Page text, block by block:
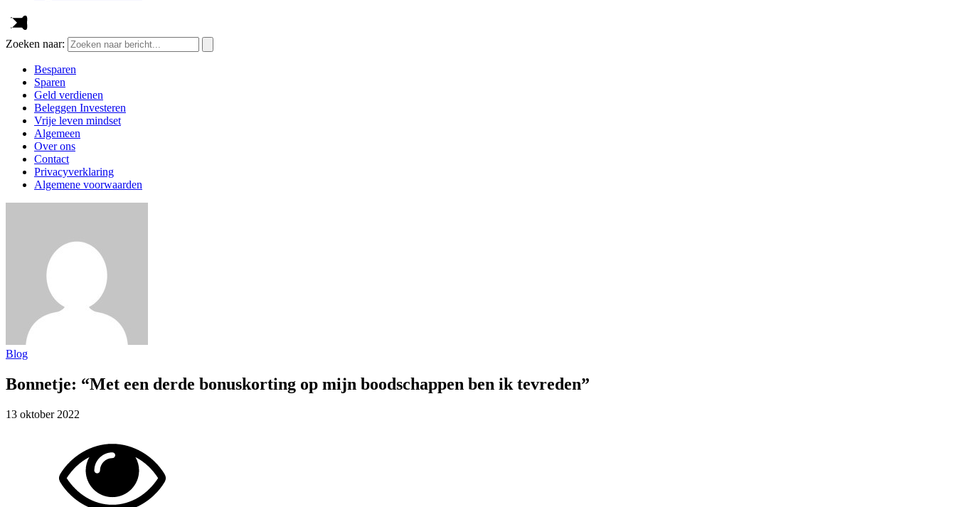
Zoeken naar:
Besparen
Sparen
Geld verdienen
Beleggen Investeren
Vrije leven mindset
Algemeen
Over ons
Contact
Privacyverklaring
Algemene voorwaarden
Blog
Bonnetje: “Met een derde bonuskorting op mijn boodschappen ben ik tevreden”
13 oktober 2022